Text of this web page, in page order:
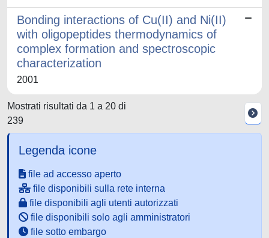
Bonding interactions of Cu(II) and Ni(II)
with oligopeptides thermodynamics of
complex formation and spectroscopic
characterization
2001
Mostrati risultati da 1 a 20 di
239
Legenda icone
file ad accesso aperto
file disponibili sulla rete interna
file disponibili agli utenti autorizzati
file disponibili solo agli amministratori
file sotto embargo